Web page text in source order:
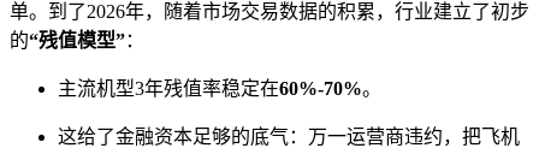
单。到了2026年，随着市场交易数据的积累，行业建立了初步
的“残值模型”：
主流机型3年残值率稳定在60%-70%。
这给了金融资本足够的底气：万一运营商违约，把飞机